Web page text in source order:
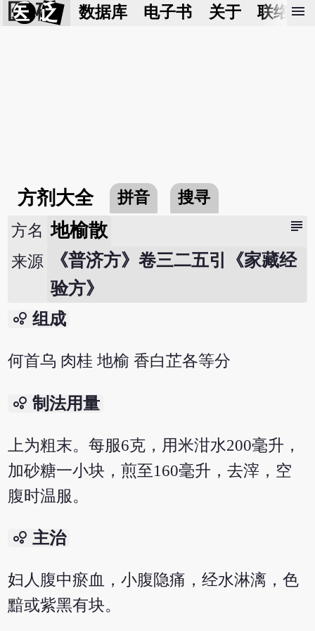
医 砭 数据库 电子书 关于 联络我
menu
方剂大全 拼音 搜寻
subject
方名 地榆散
来源
《普济方》卷三二五引《家藏经
验方》
bubble_chart 组成
何首乌 肉桂 地榆 香白芷各等分
bubble_chart 制法用量
上为粗末。每服6克，用米泔水200毫升，
加砂糖一小块，煎至160毫升，去滓，空
腹时温服。
bubble_chart 主治
妇人腹中瘀血，小腹隐痛，经水淋漓，色
黯或紫黑有块。